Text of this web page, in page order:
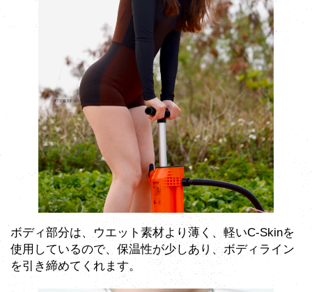
ボディ部分は、ウエット素材より薄く、軽いC-Skinを
使用しているので、保温性が少しあり、ボディライン
を引き締めてくれます。